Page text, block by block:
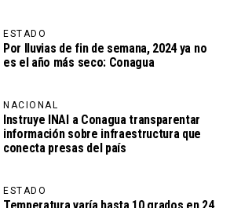
ESTADO
Por lluvias de fin de semana, 2024 ya no
es el año más seco: Conagua
NACIONAL
Instruye INAI a Conagua transparentar
información sobre infraestructura que
conecta presas del país
ESTADO